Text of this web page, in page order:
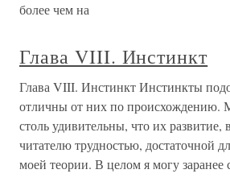
более чем на
Глава VIII. Инстинкт
Глава VIII. Инстинкт Инстинкты
отличны от них по происхождению.
столь удивительны, что их развитие,
читателю трудностью, достаточной
моей теории. В целом я могу заранее